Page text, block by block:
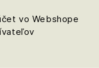
vo Webshope